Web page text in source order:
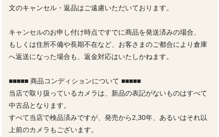
文のキャンセル・返品はご遠慮いただいております。
キャンセルのお申し付け時点ですでに商品を発送済みの場合、
もしくは住所不備や長期不在など、お客さまのご都合により倉庫
へ返送になった場合も、返金対応はいたしかねます。
■■■■■ 商品コンディションについて ■■■■■
当店で取り扱っているカメラは、新品の表記がないものはすべて
中古品となります。
すべて当店で検品済みですが、発売から2,30年、あるいはそれ以
上前のカメラもございます。